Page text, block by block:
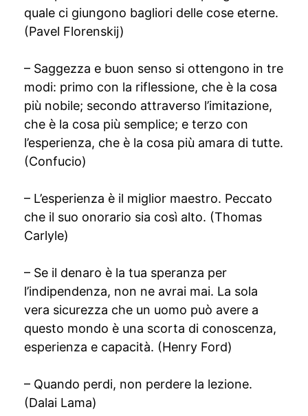
quale ci giungono bagliori delle cose eterne.
(Pavel Florenskij)
– Saggezza e buon senso si ottengono in tre
modi: primo con la riflessione, che è la cosa
più nobile; secondo attraverso l’imitazione,
che è la cosa più semplice; e terzo con
l’esperienza, che è la cosa più amara di tutte.
(Confucio)
– L’esperienza è il miglior maestro. Peccato
che il suo onorario sia così alto. (Thomas
Carlyle)
– Se il denaro è la tua speranza per
l’indipendenza, non ne avrai mai. La sola
vera sicurezza che un uomo può avere a
questo mondo è una scorta di conoscenza,
esperienza e capacità. (Henry Ford)
– Quando perdi, non perdere la lezione.
(Dalai Lama)